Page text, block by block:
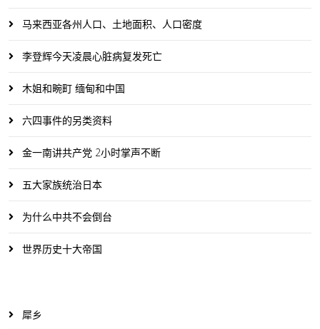
马来西亚各州人口、土地面积、人口密度
李登辉今天凌晨心脏病复发死亡
木姐和畹町 缅甸和中国
六四事件的另类资料
金一南讲共产党 2小时掌声不断
五大家族统治日本
为什么中共不会倒台
世界历史十大帝国
犀乡